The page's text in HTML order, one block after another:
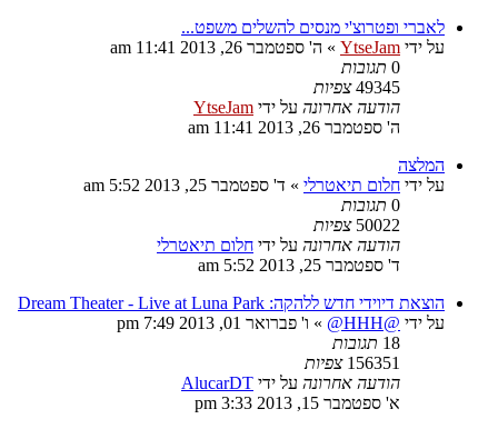
לאברי ופטרוצ'י מנסים להשלים משפט...
על ידי YtseJam
» ה' ספטמבר 26, 2013 11:41 am
0 תגובות
49345 צפיות
הודעה אחרונה על ידי YtseJam
ה' ספטמבר 26, 2013 11:41 am
המלצה
על ידי חלום תיאטרלי » ד' ספטמבר 25, 2013 5:52 am
0 תגובות
50022 צפיות
הודעה אחרונה על ידי חלום תיאטרלי
ד' ספטמבר 25, 2013 5:52 am
הוצאת דיוידי חדש ללהקה: Dream Theater - Live at Luna Park
על ידי @HHH@
» ו' פברואר 01, 2013 7:49 pm
18 תגובות
156351 צפיות
הודעה אחרונה על ידי AlucarDT
א' ספטמבר 15, 2013 3:33 pm